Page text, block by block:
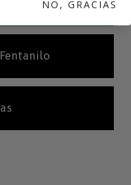
NO, GRACIAS